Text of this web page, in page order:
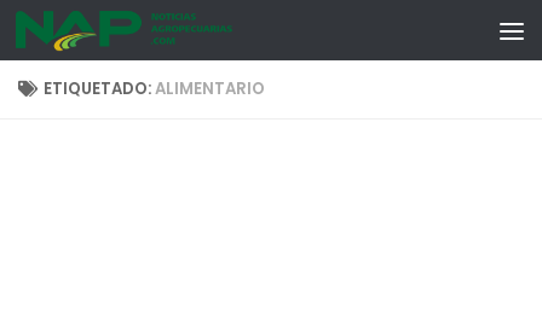
Skip to content
ETIQUETADO:ALIMENTARIO